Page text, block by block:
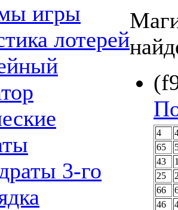
игры
лотерей
3-го
4
65
43
25
66
46